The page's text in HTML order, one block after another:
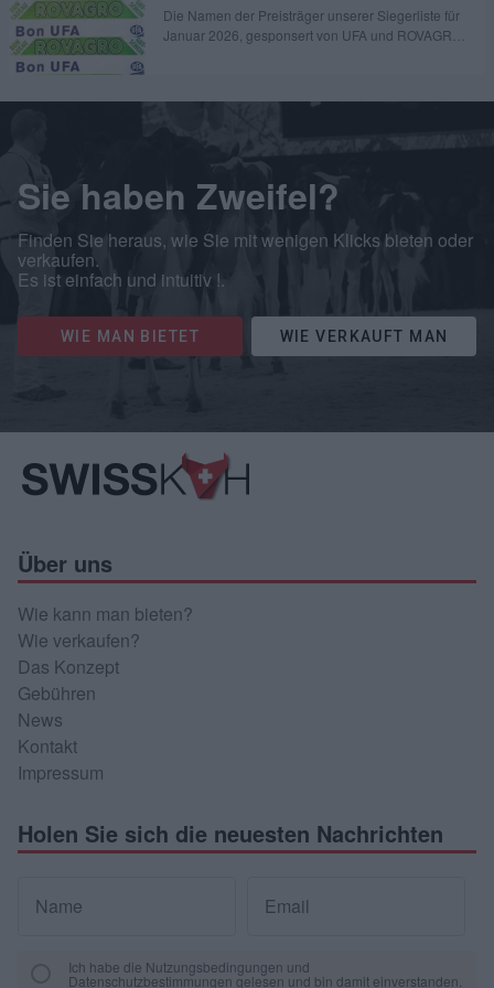
2026
Die Namen der Preisträger unserer Siegerliste für
Januar 2026, gesponsert von UFA und ROVAGRO,
Sie haben Zweifel?
Finden Sie heraus, wie Sie mit wenigen Klicks bieten oder
verkaufen.
Es ist einfach und intuitiv !.
WIE MAN BIETET WIE VERKAUFT MAN
Über uns
Wie kann man bieten?
Wie verkaufen?
Das Konzept
Gebühren
News
Kontakt
Impressum
Holen Sie sich die neuesten Nachrichten
Name Email
Ich habe die Nutzungsbedingungen und
Datenschutzbestimmungen gelesen und bin damit einverstanden.